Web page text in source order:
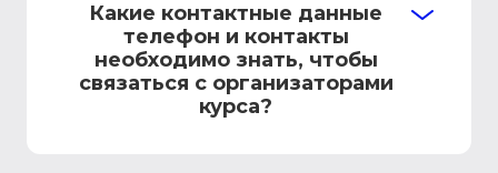
Какие контактные данные
телефон и контакты
необходимо знать, чтобы
связаться с организаторами
курса?